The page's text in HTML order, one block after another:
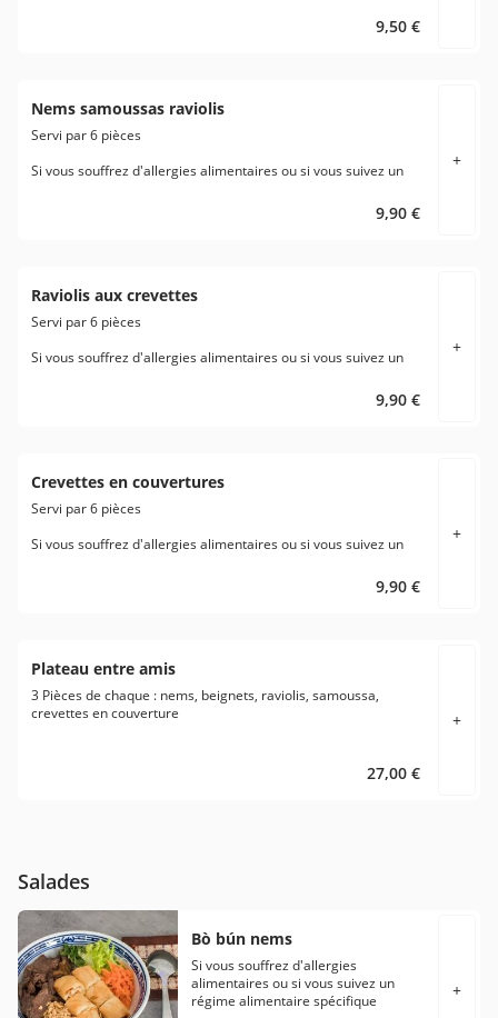
9,50 €
Nems samoussas raviolis
Servi par 6 pièces
Si vous souffrez d'allergies alimentaires ou si vous suivez un
9,90 €
+
Raviolis aux crevettes
Servi par 6 pièces
Si vous souffrez d'allergies alimentaires ou si vous suivez un
9,90 €
+
Crevettes en couvertures
Servi par 6 pièces
Si vous souffrez d'allergies alimentaires ou si vous suivez un
9,90 €
+
Plateau entre amis
3 Pièces de chaque : nems, beignets, raviolis, samoussa,
crevettes en couverture
régime alimentaire spécifique veuillez en aviser directement le
27,00 €
+
Salades
Bò bún nems
Si vous souffrez d'allergies
alimentaires ou si vous suivez un
régime alimentaire spécifique
+